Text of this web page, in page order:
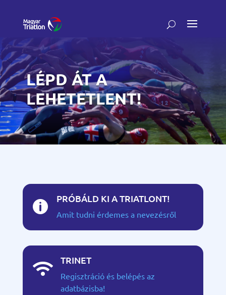
LÉPD ÁT A
LEHETETLENT!

PRÓBÁLD KI A TRIATLONT!
Amit tudni érdemes a nevezésről

TRINET
Regisztráció és belépés az
adatbázisba!